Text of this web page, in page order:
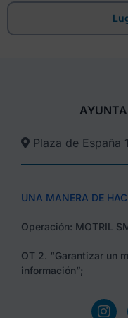
Plaza de España
UNA MANERA DE
Operación: MOTRIL
OT 2. “Garantizar un
información”;